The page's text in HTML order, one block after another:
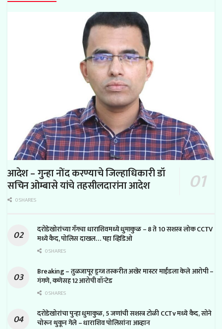
आदेश – गुन्हा नोंद करण्याचे जिल्हाधिकारी डॉ
सचिन ओम्बासे यांचे तहसीलदारांना आदेश
0 SHARES
दरोडेखोरांच्या गँगचा धाराशिवमध्ये धुमाकुळ – 8 ते 10 सशस्त्र लोक CCTV
मध्ये कैद, पोलिस दाखल… पहा व्हिडिओ
0 SHARES
Breaking – तुळजापूर ड्रग्ज तस्करीत अखेर मास्टर माईंडला केले आरोपी –
गंगणे, कणेसह 12 आरोपी वॉन्टेड
0 SHARES
दरोडेखोरांचा पुन्हा धुमाकुळ, 5 जणांची सशस्त्र टोळी CCTv मध्ये कैद, सोने
चोरून थुकून गेले – धाराशिव पोलिसांना आव्हान